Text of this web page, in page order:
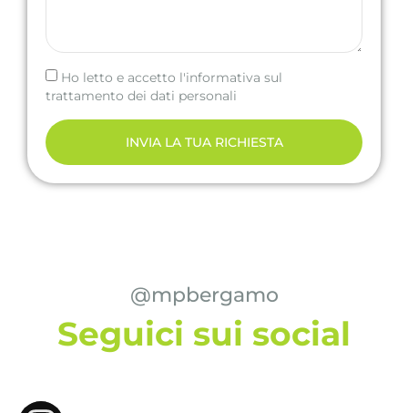
Ho letto e accetto l'informativa sul
trattamento dei dati personali
INVIA LA TUA RICHIESTA
@mpbergamo
Seguici sui social